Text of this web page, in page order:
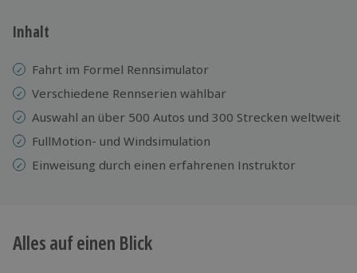
3 Jahre gültig & verlängerbar.
Inhalt
Fahrt im Formel Rennsimulator
Verschiedene Rennserien wählbar
Auswahl an über 500 Autos und 300 Strecken weltweit
FullMotion- und Windsimulation
Einweisung durch einen erfahrenen Instruktor
Alles auf einen Blick